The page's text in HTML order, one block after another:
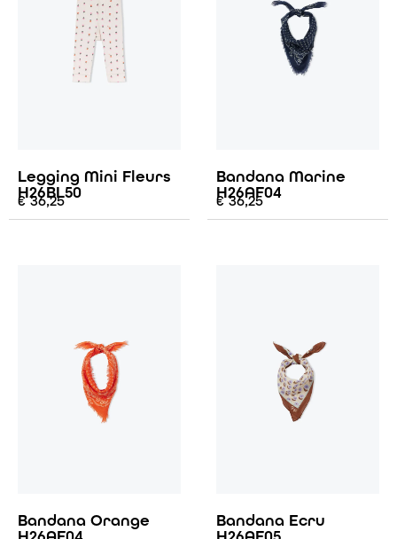
Legging Mini Fleurs
H26BL50
€36,25
Bandana Marine
H26AF04
€36,25
Bandana Orange
Bandana Ecru